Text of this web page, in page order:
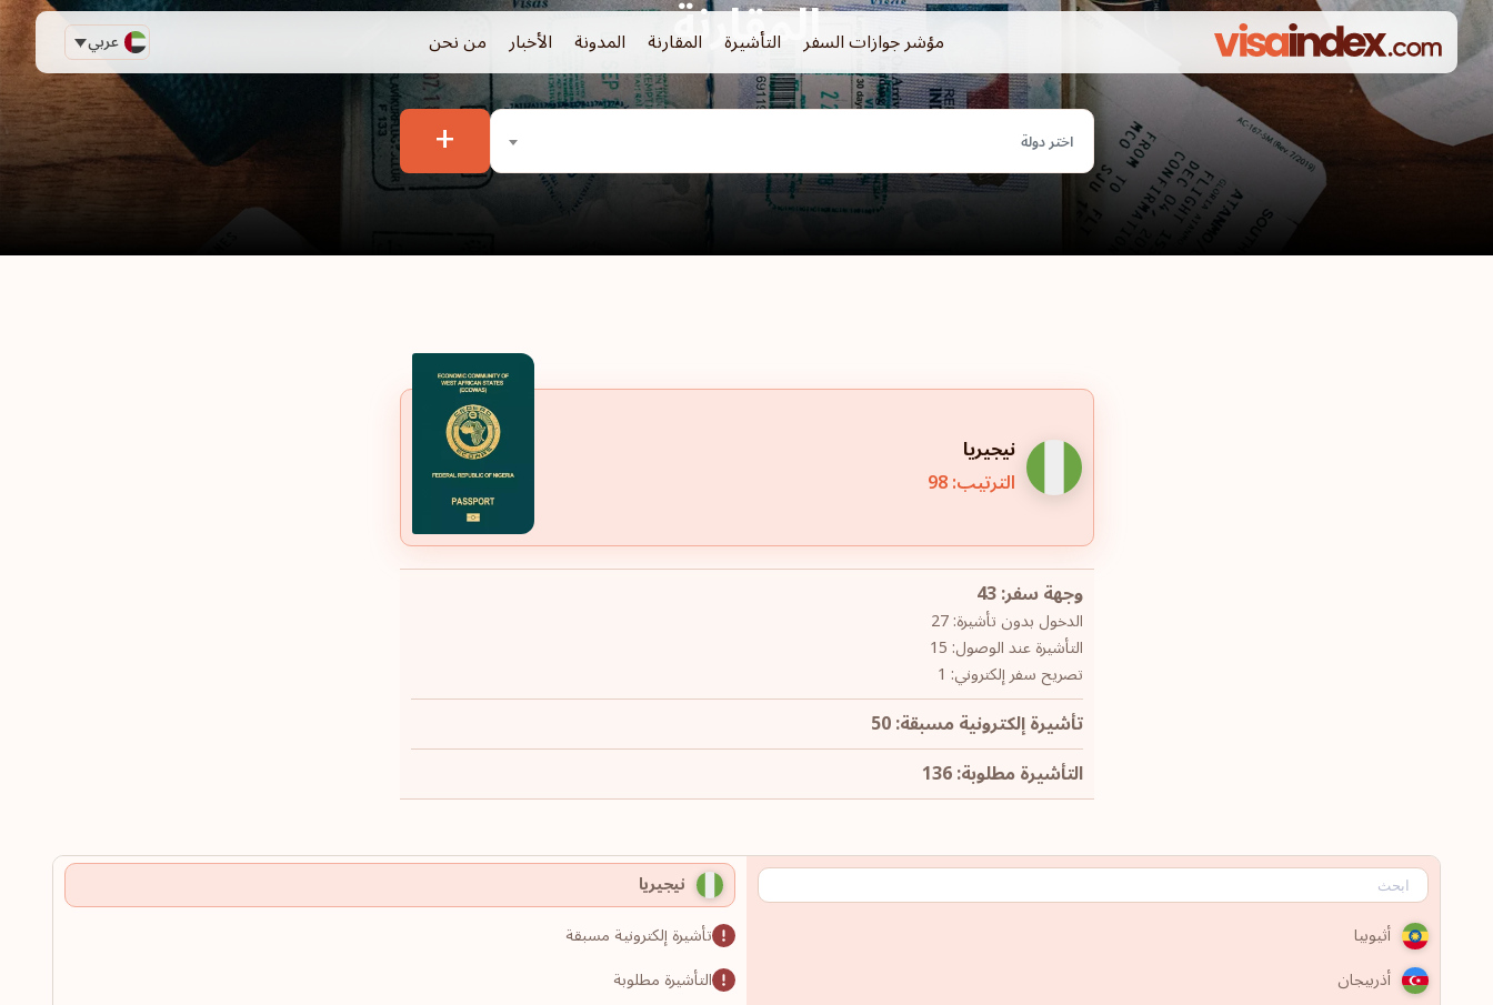
عربي مؤشر جوازات السفر التأشيرة المقارنة المدونة الأخبار من نحن المقارنة
اختر دولة +
نيجيريا
الترتيب: 98
وجهة سفر: 43
الدخول بدون تأشيرة: 27
التأشيرة عند الوصول: 15
تصريح سفر إلكتروني: 1
تأشيرة إلكترونية مسبقة: 50
التأشيرة مطلوبة: 136
نيجيريا
أثيوبيا
تأشيرة إلكترونية مسبقة
أذربيجان
التأشيرة مطلوبة